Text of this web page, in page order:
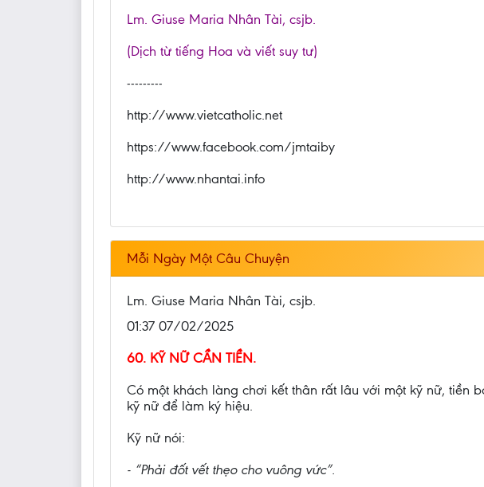
Lm. Giuse Maria Nhân Tài, csjb.
(Dịch từ tiếng Hoa và viết suy tư)
---------
http://www.vietcatholic.net
https://www.facebook.com/jmtaiby
http://www.nhantai.info
Mỗi Ngày Một Câu Chuyện
Lm. Giuse Maria Nhân Tài, csjb.
01:37 07/02/2025
60. KỸ NỮ CẦN TIỀN.
Có một khách làng chơi kết thân rất lâu với một kỹ nữ, tiền
kỹ nữ để làm ký hiệu.
Kỹ nữ nói:
- “Phải đốt vết thẹo cho vuông vức”.